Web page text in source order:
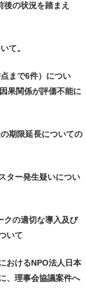
の状況を踏まえ
て。
まで6件）につい
果関係が評価不能に
期限延長についての
ター発生疑いについ
クの適切な導入及び
いて
おけるNPO法人日本
、理事会協議案件へ